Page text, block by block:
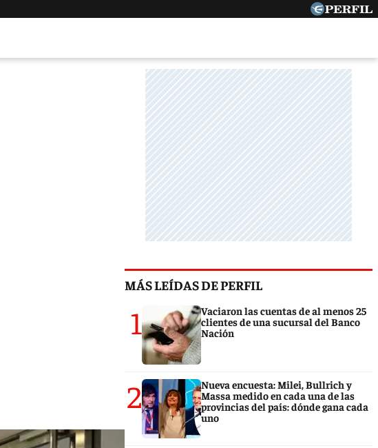
MÁS LEÍDAS DE PERFIL
1
Vaciaron las cuentas de al menos 25
clientes de una sucursal del Banco
Nación
2
Nueva encuesta: Milei, Bullrich y
Massa medido en cada una de las
provincias del país: dónde gana cada
uno